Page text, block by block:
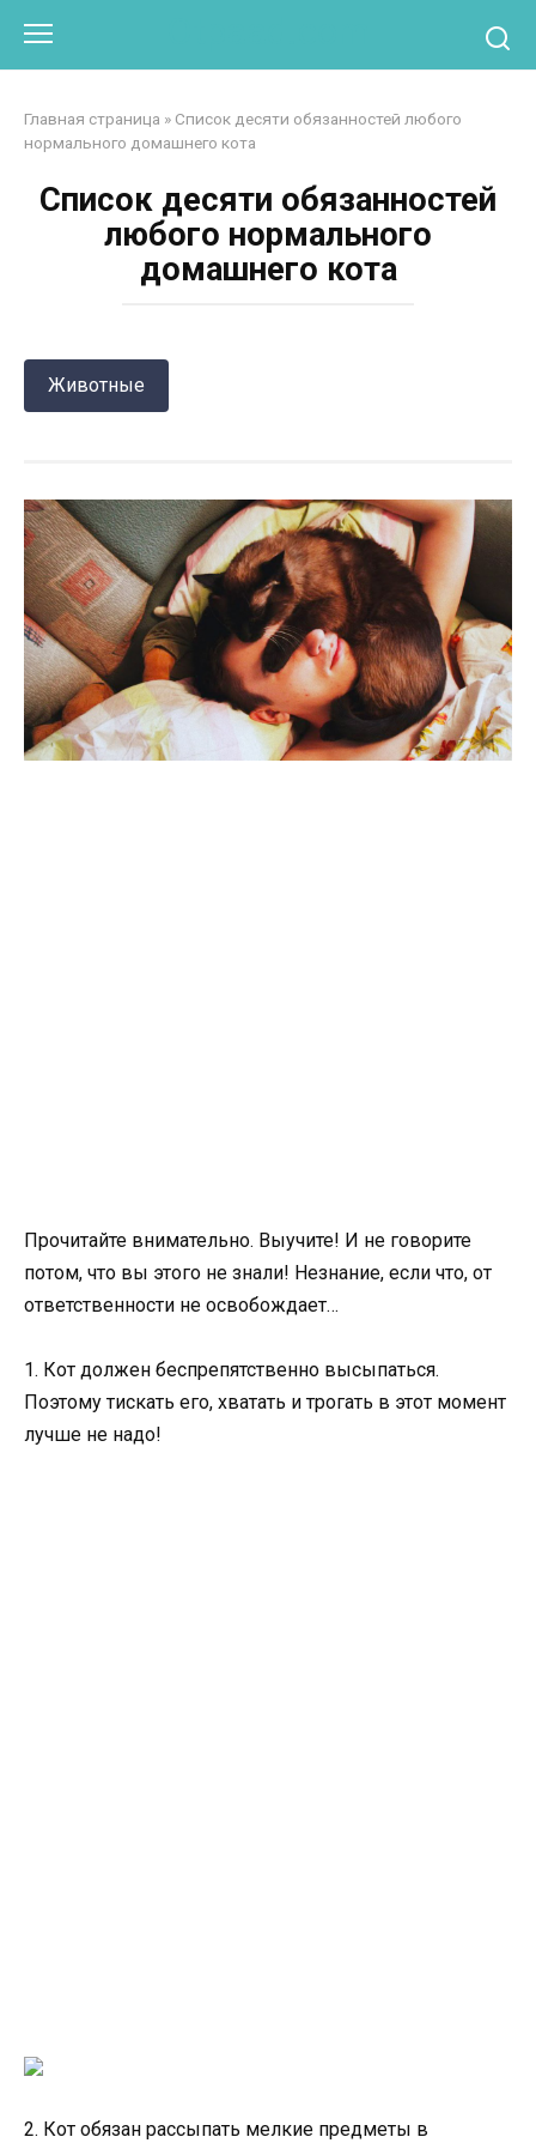
контенту
Главная страница » Список десяти обязанностей любого
нормального домашнего кота
Список десяти обязанностей
любого нормального
домашнего кота
Животные
Прочитайте внимательно. Выучите! И не говорите
потом, что вы этого не знали! Незнание, если что, от
ответственности не освобождает…
1. Кот должен беспрепятственно высыпаться.
Поэтому тискать его, хватать и трогать в этот момент
лучше не надо!
2. Кот обязан рассыпать мелкие предметы в